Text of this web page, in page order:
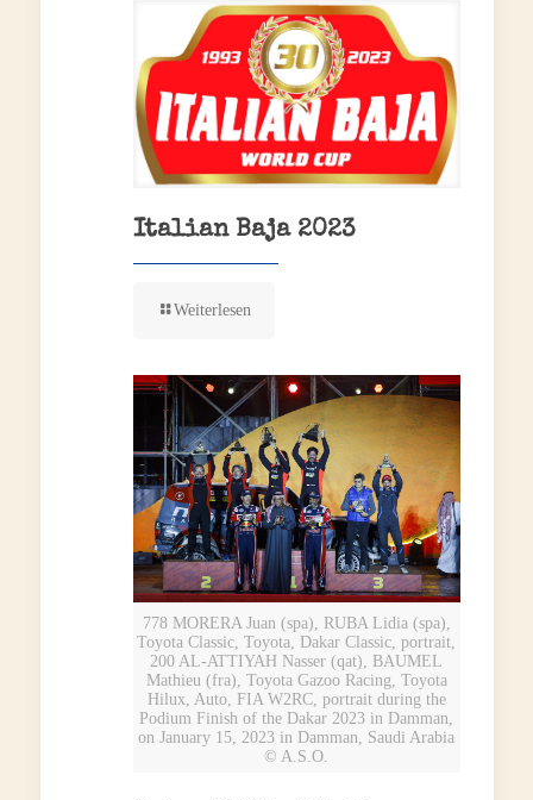
Italian Baja 2023
Weiterlesen
778 MORERA Juan (spa), RUBA Lidia (spa),
Toyota Classic, Toyota, Dakar Classic, portrait,
200 AL-ATTIYAH Nasser (qat), BAUMEL
Mathieu (fra), Toyota Gazoo Racing, Toyota
Hilux, Auto, FIA W2RC, portrait during the
Podium Finish of the Dakar 2023 in Damman,
on January 15, 2023 in Damman, Saudi Arabia
© A.S.O.